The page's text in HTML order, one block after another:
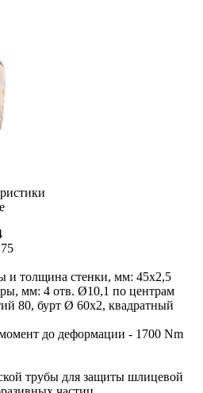
и толщина стенки, мм: 45х2,5
мм: 4 отв. Ø10,1 по центрам
80, бурт Ø 60х2, квадратный
до деформации - 1700 Nm
трубы для защиты шлицевой